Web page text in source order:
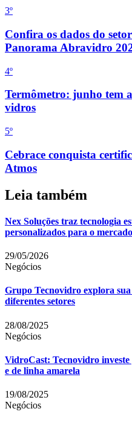
3º
Confira os dados do
Panorama Abravidro
4º
Termômetro: junho tem
vidros
5º
Cebrace conquista
Atmos
Leia também
Nex Soluções traz tecnologia
personalizados para o
29/05/2026
Negócios
Grupo Tecnovidro explora
diferentes setores
28/08/2025
Negócios
VidroCast: Tecnovidro
e de linha amarela
19/08/2025
Negócios